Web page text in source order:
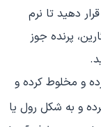
دهید تا نرم
پرنده جوز
و مخلوط کرده و
و به شکل رول یا